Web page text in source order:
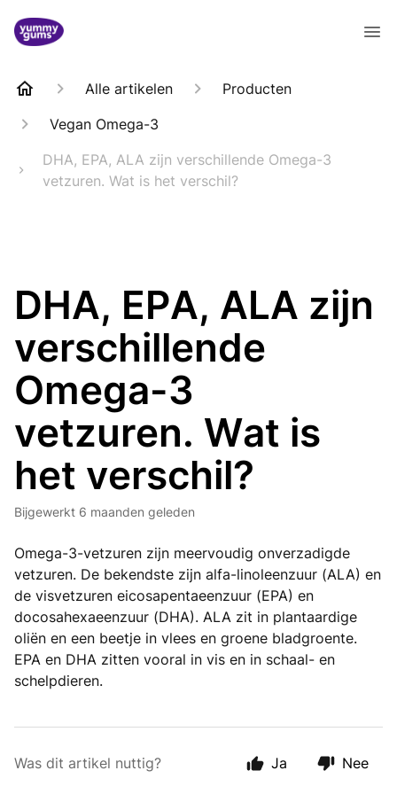
Alle artikelen
Producten
Vegan Omega-3
DHA, EPA, ALA zijn verschillende Omega-3
vetzuren. Wat is het verschil?
DHA, EPA, ALA zijn
verschillende
Omega-3
vetzuren. Wat is
het verschil?
Bijgewerkt 6 maanden geleden
Omega-3-vetzuren zijn meervoudig onverzadigde
vetzuren. De bekendste zijn alfa-linoleenzuur (ALA) en
de visvetzuren eicosapentaeenzuur (EPA) en
docosahexaeenzuur (DHA). ALA zit in plantaardige
oliën en een beetje in vlees en groene bladgroente.
EPA en DHA zitten vooral in vis en in schaal- en
schelpdieren.
Was dit artikel nuttig? Ja Nee